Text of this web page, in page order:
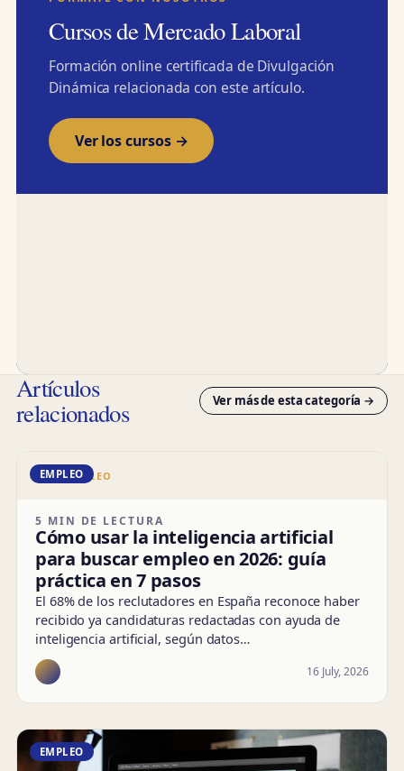
Cursos de Mercado Laboral
Formación online certificada de Divulgación
Dinámica relacionada con este artículo.
Ver los cursos →
Artículos
relacionados Ver más de esta categoría →
DD · EMPLEO
EMPLEO
5 MIN DE LECTURA
Cómo usar la inteligencia artificial
para buscar empleo en 2026: guía
práctica en 7 pasos
El 68% de los reclutadores en España reconoce haber
recibido ya candidaturas redactadas con ayuda de
inteligencia artificial, según datos…
16 July, 2026
EMPLEO